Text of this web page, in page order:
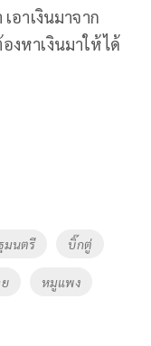
อาเงินมาจาก
งหาเงินมาให้ได้
มนตรี บิ๊กตู่
หมูแพง